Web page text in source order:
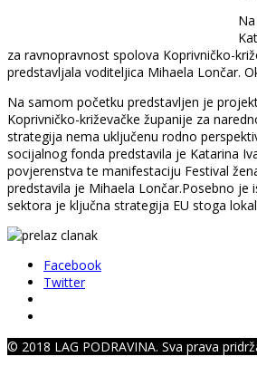
za ravnopravnost spolova Koprivničko-
predstavljala voditeljica Mihaela Lončar.
Na samom početku predstavljen je
Koprivničko-križevačke županije za
strategija nema uključenu rodno
socijalnog fonda predstavila je Katarina
povjerenstva te manifestaciju Festival
predstavila je Mihaela Lončar.Posebno
sektora je ključna strategija EU stoga
Facebook
Twitter
© 2018 LAG PODRAVINA. Sva prava